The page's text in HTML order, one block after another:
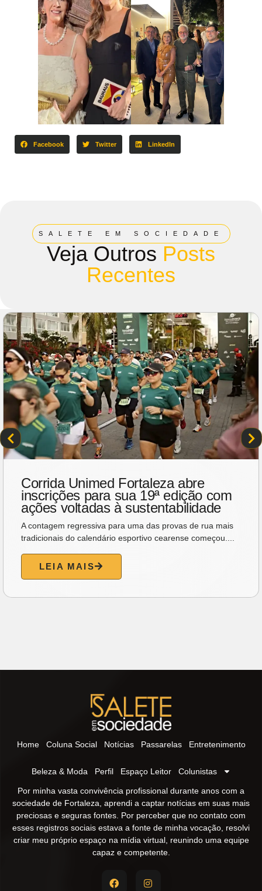
Facebook Twitter LinkedIn
SALETE EM SOCIEDADE
Veja Outros Posts
Recentes
Dia dos Pais ganha manhã de
música, encontros e bem-estar em
Fortaleza
O Dia dos Pais vai ganhar um clima diferente neste sábado
(8), em Fortaleza. Em vez de apostar apenas...
LEIA MAIS
Home Coluna Social Notícias Passarelas Entretenimento
Beleza & Moda Perfil Espaço Leitor Colunistas
Por minha vasta convivência profissional durante anos com a
sociedade de Fortaleza, aprendi a captar notícias em suas mais
preciosas e seguras fontes. Por perceber que no contato com
esses registros sociais estava a fonte de minha vocação, resolvi
criar meu próprio espaço na mídia virtual, reunindo uma equipe
capaz e competente.